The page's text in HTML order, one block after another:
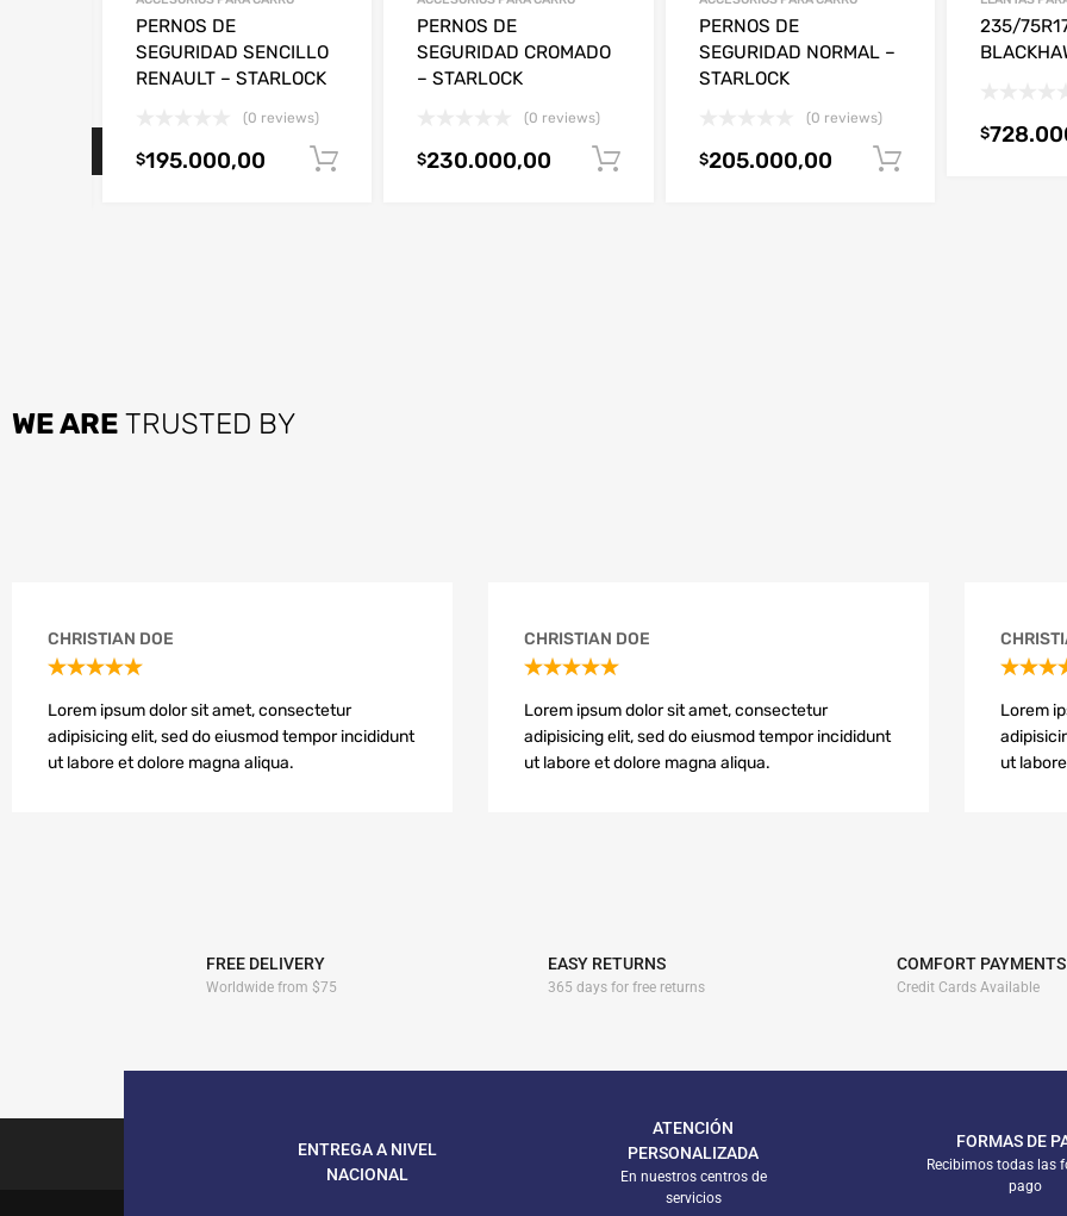
PERNOS DE
SEGURIDAD SENCILLO
RENAULT – STARLOCK
(0 reviews)
$195.000,00 Añadir al carrito
PERNOS DE
SEGURIDAD CROMADO
– STARLOCK
(0 reviews)
$230.000,00 Añadir al carrito
PERNOS DE
SEGURIDAD NORMAL –
STARLOCK
(0 reviews)
$205.000,00
235/
$
home power tools
WE ARE TRUSTED BY
CHRISTIAN DOE
Lorem ipsum dolor sit amet, consectetur
adipisicing elit, sed do eiusmod tempor incididunt
ut labore et dolore magna aliqua.
CHRISTIAN DOE
Lorem ipsum dolor sit amet, consectetur
adipisicing elit, sed do eiusmod tempor incididunt
ut labore et dolore magna aliqua.
Lorem
ut
FREE DELIVERY
Worldwide from $75
EASY RETURNS
365 days for free returns
COMFORT PAYMENTS
Credit Cards Available
ENTREGA A NIVEL
NACIONAL
ATENCIÓN
PERSONALIZADA
En nuestros centros de
servicios
FORMAS DE
Recibimos todas las
pago